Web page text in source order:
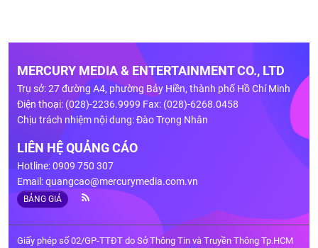
MERCURY MEDIA & ENTERTAINMENT CO., LTD
Trụ sở: 27 đường A4, phường Bảy Hiền, thành phố Hồ Chí Minh
Điện thoại: (028)-2236.9999 Fax: (028)-6268.0458
Chịu trách nhiệm nội dung: Đào Trọng Nhân
LIÊN HỆ QUẢNG CÁO
Hotline: 0909 750 307
Email:quangcao@mercurymedia.com.vn
BẢNG GIÁ
Giấy phép số 02/GP-TTĐT do Sở Thông Tin và Truyền Thông Tp.HCM